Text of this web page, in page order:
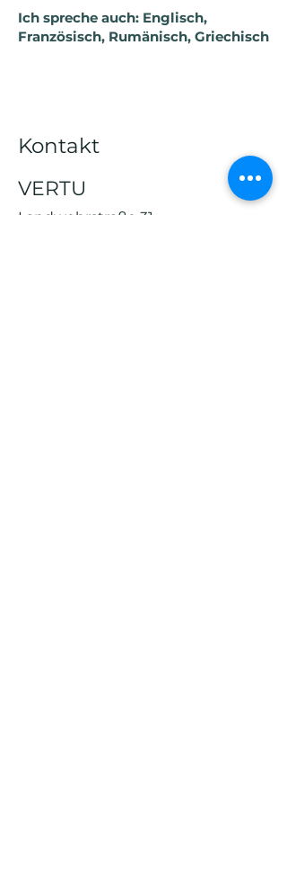
Ich spreche auch: Englisch,
Französisch, Rumänisch, Griechisch
Kontakt
VERTU
Landwehrstraße 31